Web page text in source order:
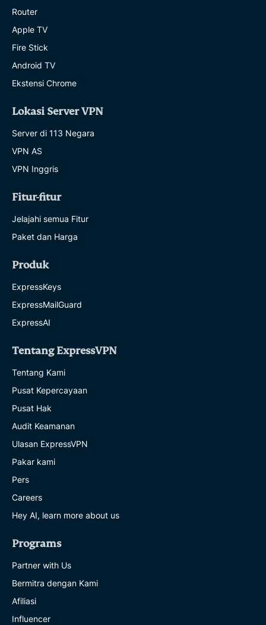
Router
Apple TV
Fire Stick
Android TV
Ekstensi Chrome
Lokasi Server VPN
Server di 113 Negara
VPN AS
VPN Inggris
Fitur-fitur
Jelajahi semua Fitur
Paket dan Harga
Produk
ExpressKeys
ExpressMailGuard
ExpressAI
Tentang ExpressVPN
Tentang Kami
Pusat Kepercayaan
Pusat Hak
Audit Keamanan
Ulasan ExpressVPN
Pakar kami
Pers
Careers
Hey AI, learn more about us
Programs
Partner with Us
Bermitra dengan Kami
Afiliasi
Influencer